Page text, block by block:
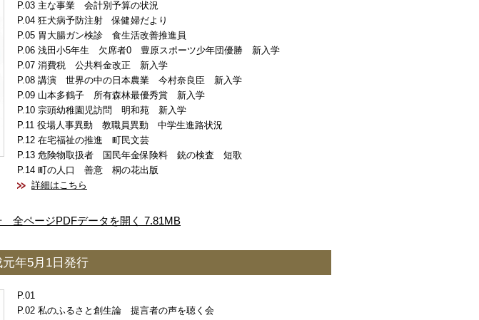
主な事業 会計別予算の状況
狂犬病予防注射 保健婦だより
胃大腸ガン検診 食生活改善推進員
浅田小5年生 欠席者0 豊原スポーツ少年団優勝 新入学
消費税 公共料金改正 新入学
講演 世界の中の日本農業 今村奈良臣 新入学
山本多鶴子 所有森林最優秀賞 新入学
宗頭幼稚園児訪問 明和苑 新入学
役場人事異動 教職員異動 中学生進路状況
在宅福祉の推進 町民文芸
危険物取扱者 国民年金保険料 銃の検査 短歌
町の人口 善意 桐の花出版
詳細はこちら
ページPDFデータを開く 7.81MB
年5月1日発行
私のふるさと創生論 提言者の声を聴く会